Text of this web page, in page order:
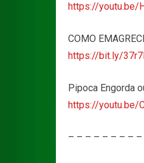
https://youtu.be/
COMO
https://bit.ly/
Pipoca Engorda
https://youtu.be/
– – – – – – – –